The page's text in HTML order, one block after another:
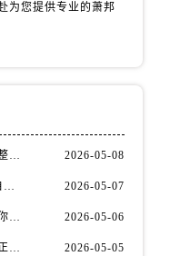
安徽省六安市金安区解放中路萧邦售后服务中心（需提前预约）
为您提供专业的萧邦
表带太长显廉价？萧邦精致佩戴从调整开始！ 2026-05-08
别再乱送修！萧邦停走前必做的5个自检步骤 2026-05-07
表盘划痕不是终点！萧邦修复技巧助你重拾自信 2026-05-06
表针变色手表报废？萧邦老玩家教你正确应对 2026-05-05